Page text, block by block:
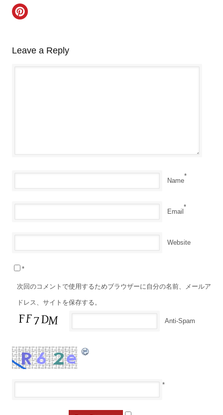
Leave a Reply
Name
*
Email
*
Website
次回のコメントで使用するためブラウザーに自分の名前、メールア
ドレス、サイトを保存する。
Anti-Spam
*
*